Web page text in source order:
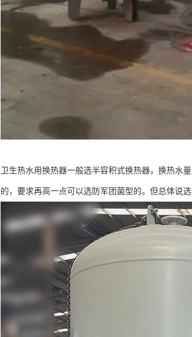
卫生热水用换热器一般选半容积式换热器，换热水
的，要求再高一点可以选防军团菌型的。但总体说